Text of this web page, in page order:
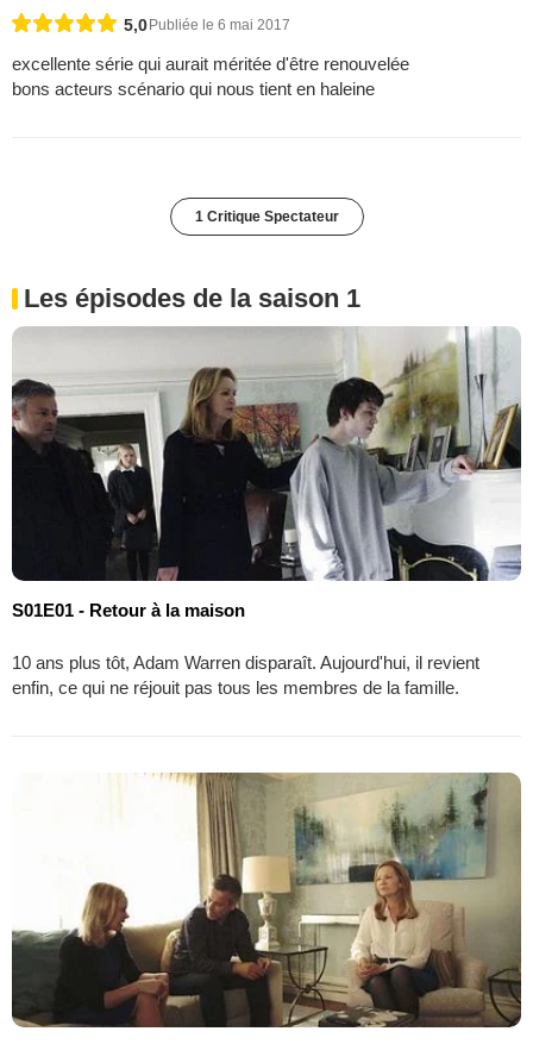
5,0Publiée le 6 mai 2017
excellente série qui aurait méritée d'être renouvelée
bons acteurs scénario qui nous tient en haleine
1 Critique Spectateur
Les épisodes de la saison 1
S01E01 - Retour à la maison
10 ans plus tôt, Adam Warren disparaît. Aujourd'hui, il revient
enfin, ce qui ne réjouit pas tous les membres de la famille.